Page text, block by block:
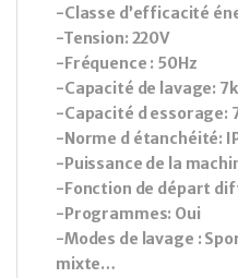
-Classe d’efficacité
-Tension: 220V
-Fréquence : 50Hz
-Capacité de lavage:
-Capacité d essorage:
-Norme d étanchéité:
-Puissance de la
-Fonction de départ
-Programmes: Oui
-Modes de lavage :
mixte…